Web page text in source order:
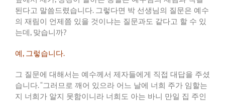
된다고 말씀드렸습니다. 그렇다면 박 선생님의 질문은 예수
의 재림이 언제쯤 있을 것이냐는 질문과도 같다고 할 수 있
는데, 맞습니까?
예, 그렇습니다.
그 질문에 대해서는 예수께서 제자들에게 직접 대답을 주셨
습니다. “그러므로 깨어 있으라 어느 날에 너희 주가 임할는
지 너희가 알지 못함이니라 너희도 아는 바니 만일 집 주인